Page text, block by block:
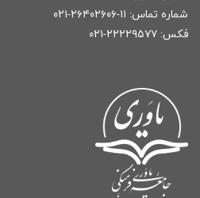
شماره تماس: ۱۱-۲۶۴۰۲۶۰۶-۰۲۱
فکس: ۲۲۲۲۹۵۷۷-۰۲۱